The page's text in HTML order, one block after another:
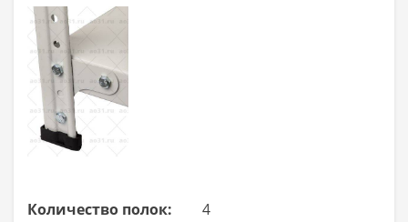
Количество полок: 4